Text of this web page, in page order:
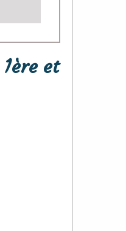
et